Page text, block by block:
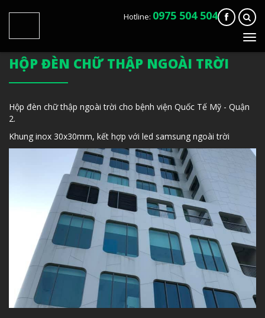
Hotline: 0975 504 504
HỘP ĐÈN CHỮ THẬP NGOÀI TRỜI
Hộp đèn chữ thập ngoài trời cho bệnh viện Quốc Tế Mỹ - Quận
2.
Khung inox 30x30mm, kết hợp với led samsung ngoài trời